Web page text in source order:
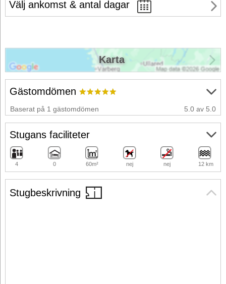
Välj ankomst & antal dagar
Stugbeskrivning
Gästomdömen
Baserat på 1 gästomdömen 5.0 av 5.0
Stugans faciliteter
4 0 60m² nej nej 12 km
Karta